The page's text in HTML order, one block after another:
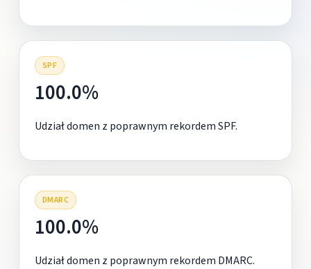
SPF
100.0%
Udział domen z poprawnym rekordem SPF.
DMARC
100.0%
Udział domen z poprawnym rekordem DMARC.